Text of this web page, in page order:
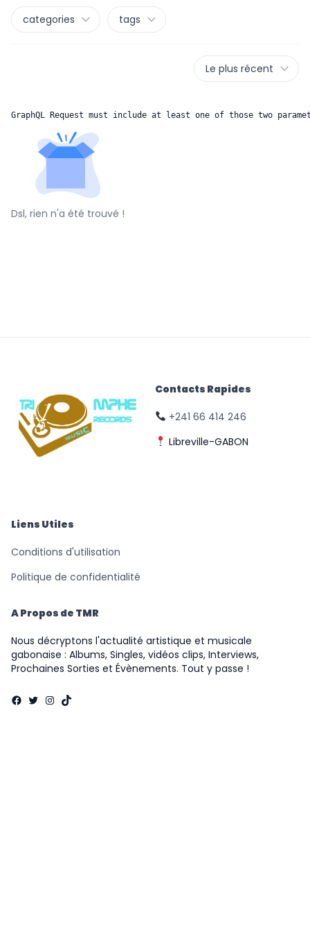
categories tags
Le plus récent
GraphQL Request must include at least one of those two
Dsl, rien n'a été trouvé !
Contacts Rapides
+241 66 414 246
Libreville-GABON
Liens Utiles
Conditions d'utilisation
Politique de confidentialité
A Propos de TMR
Nous décryptons l'actualité artistique et musicale
gabonaise : Albums, Singles, vidéos clips, Interviews,
Prochaines Sorties et Évènements. Tout y passe !
Facebook
Twitter
Instagram
TikTok